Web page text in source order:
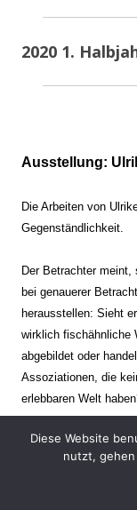
2020 1.
Ausstellung:
Die Arbeiten von
Gegenständlichkeit.
Der Betrachter meint,
bei genauerer
herausstellen: Sieht
wirklich fischähnliche
abgebildet oder
Assoziationen, die
erlebbaren Welt
Verharren und
oder verrinnt im Nu.
zur Schmerzgrenze
Diese Website
nutzt,